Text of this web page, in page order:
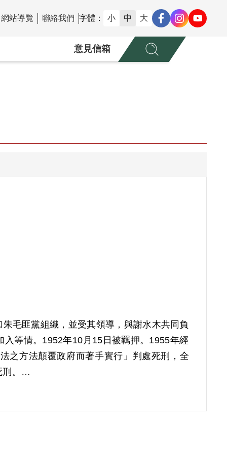
網站導覽 聯絡我們 字體： 小 中 大
意見信箱
毛匪黨組織，並受其領導，與謝水木共同負
等情。1952年10月15日被羈押。1955年經
之方法顛覆政府而著手實行」判處死刑，全
。